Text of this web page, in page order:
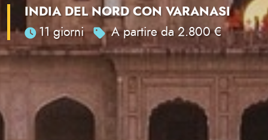
INDIA DEL NORD CON VARANASI
11 giorni
A partire da 2.800 €